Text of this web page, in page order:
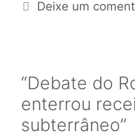
Deixe um
“Debate do
enterrou
subterrâneo”